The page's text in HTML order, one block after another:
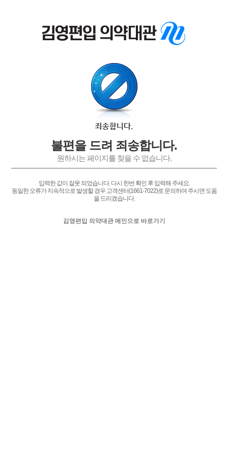
불편을 드려 죄송합니다.
원하시는 페이지를 찾을 수 없습니다.
입력한 값이 잘못 되었습니다. 다시 한번 확인 후 입력해 주세요.
동일한 오류가 지속적으로 발생할 경우 고객센터(1661-7022)로 문의하여 주시면 도움
을 드리겠습니다.
김영편입 의약대관 메인으로 바로가기